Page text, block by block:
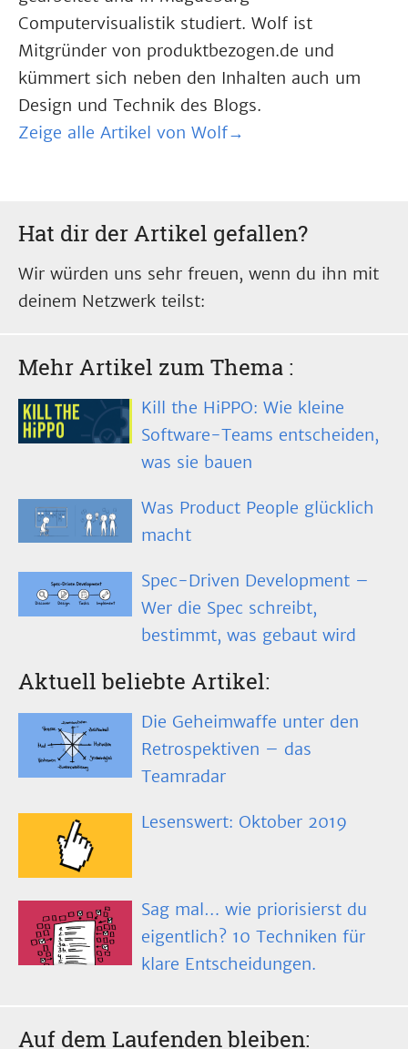
Computervisualistik studiert. Wolf ist
Mitgründer von produktbezogen.de und
kümmert sich neben den Inhalten auch um
Design und Technik des Blogs.
Zeige alle Artikel von Wolf→
Hat dir der Artikel gefallen?
Wir würden uns sehr freuen, wenn du ihn mit
deinem Netzwerk teilst:
Mehr Artikel zum Thema :
Kill the HiPPO: Wie kleine
Software-Teams entscheiden,
was sie bauen
Was Product People glücklich
macht
Spec-Driven Development –
Wer die Spec schreibt,
bestimmt, was gebaut wird
Aktuell beliebte Artikel:
Die Geheimwaffe unter den
Retrospektiven – das
Teamradar
Lesenswert: Oktober 2019
Sag mal… wie priorisierst du
eigentlich? 10 Techniken für
klare Entscheidungen.
Auf dem Laufenden bleiben: